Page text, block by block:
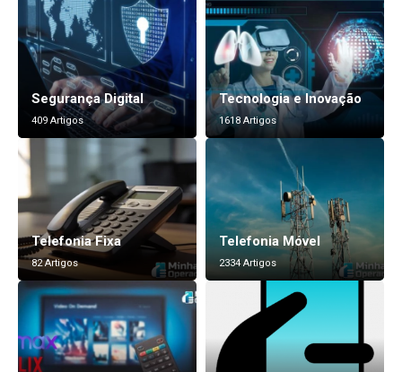
Segurança Digital
409 Artigos
Tecnologia e Inovação
1618 Artigos
Telefonia Fixa
82 Artigos
Telefonia Móvel
2334 Artigos